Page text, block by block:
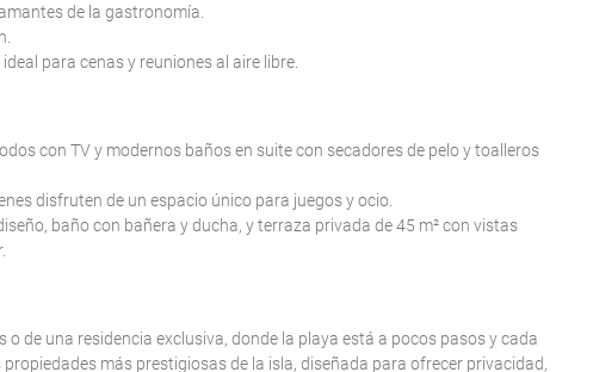
de la gastronomía.
para cenas y reuniones al aire libre.
con TV y modernos baños en suite con secadores de pelo y toalleros
disfruten de un espacio único para juegos y ocio.
baño con bañera y ducha, y terraza privada de 45 m² con vistas
de una residencia exclusiva, donde la playa está a pocos pasos y cada
más prestigiosas de la isla, diseñada para ofrecer privacidad,